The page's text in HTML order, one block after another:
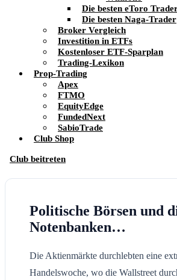
Die besten eToro
Die besten Naga-Trader
Broker Vergleich
Investition in ETFs
Kostenloser ETF-Sparplan
Trading-Lexikon
Prop-Trading
Apex
FTMO
EquityEdge
FundedNext
SabioTrade
Club Shop
Club beitreten
Politische Börsen und
Notenbanken…
Die Aktienmärkte durchlebten eine
Handelswoche, wo die Wallstreet